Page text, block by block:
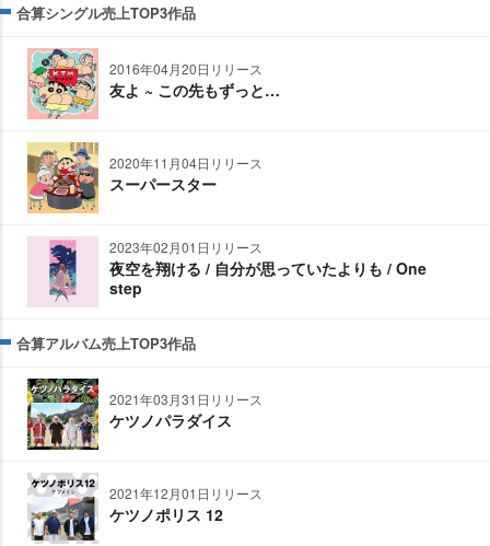
合算シングル売上TOP3作品
2016年04月20日リリース
友よ ~ この先もずっと…
2020年11月04日リリース
スーパースター
2023年02月01日リリース
夜空を翔ける / 自分が思っていたよりも / One
step
合算アルバム売上TOP3作品
2021年03月31日リリース
ケツノパラダイス
2021年12月01日リリース
ケツノポリス 12